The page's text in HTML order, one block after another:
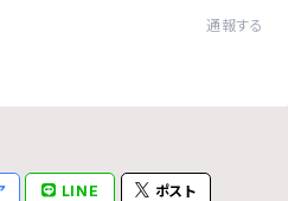
通報する
LINE ポスト